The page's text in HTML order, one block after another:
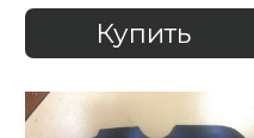
Купить